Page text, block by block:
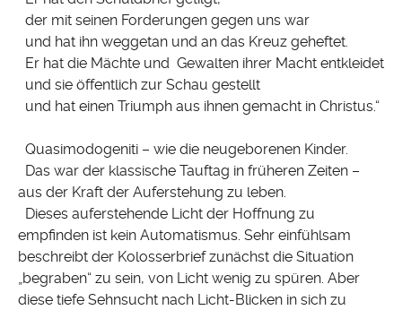
der mit seinen Forderungen gegen uns war
und hat ihn weggetan und an das Kreuz geheftet.
Er hat die Mächte und Gewalten ihrer Macht entkleidet
und sie öffentlich zur Schau gestellt
und hat einen Triumph aus ihnen gemacht in Christus.“
Quasimodogeniti – wie die neugeborenen Kinder.
Das war der klassische Tauftag in früheren Zeiten –
aus der Kraft der Auferstehung zu leben.
Dieses auferstehende Licht der Hoffnung zu
empfinden ist kein Automatismus. Sehr einfühlsam
beschreibt der Kolosserbrief zunächst die Situation
„begraben“ zu sein, von Licht wenig zu spüren. Aber
diese tiefe Sehnsucht nach Licht-Blicken in sich zu